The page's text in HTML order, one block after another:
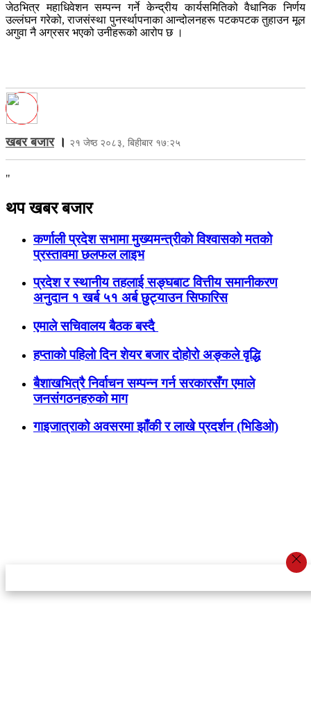
जेठभित्र महाधिवेशन सम्पन्न गर्ने केन्द्रीय कार्यसमितिको वैधानिक निर्णय
उल्लंघन गरेको, राजसंस्था पुनर्स्थापनाका आन्दोलनहरू पटकपटक तुहाउन मूल
अगुवा नै अग्रसर भएको उनीहरूको आरोप छ ।
खबर बजार। २१ जेष्ठ २०८३, बिहीबार १७:२५
"
थप खबर बजार
कर्णाली प्रदेश सभामा मुख्यमन्त्रीको विश्वासको मतको
प्रस्तावमा छलफल लाइभ
प्रदेश र स्थानीय तहलाई सङ्घबाट वित्तीय समानीकरण
अनुदान १ खर्ब ५१ अर्ब छुट्याउन सिफारिस
एमाले सचिवालय बैठक बस्दै
हप्ताको पहिलो दिन शेयर बजार दोहोरो अङ्कले वृद्धि
बैशाखभित्रै निर्वाचन सम्पन्न गर्न सरकारसँग एमाले
जनसंगठनहरुको माग
गाइजात्राको अवसरमा झाँकी र लाखे प्रदर्शन (भिडिओ)